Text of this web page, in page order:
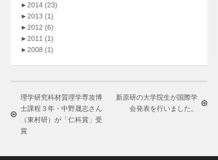
► 2014 (23)
► 2013 (1)
► 2012 (6)
► 2011 (1)
► 2008 (1)
理学研究科材質理学専攻博
士課程３年・中野晟志さん
（東村研）が「仁科賞」受
賞
新原研の大学院生が国際学
会発表を行いました。